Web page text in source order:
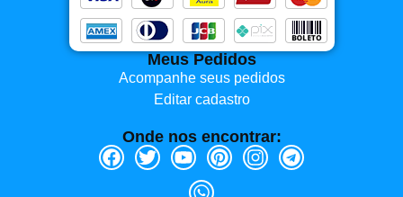
Meus Pedidos
Acompanhe seus pedidos
Editar cadastro
Onde nos encontrar: